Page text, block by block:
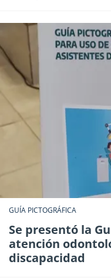
GUÍA PICTOGRÁFICA
Se presentó la
atención
discapacidad